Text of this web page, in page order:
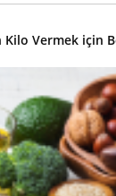
Kilo Vermek için